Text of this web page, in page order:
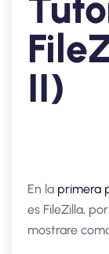
II)
En la primera
es FileZilla,
mostrare